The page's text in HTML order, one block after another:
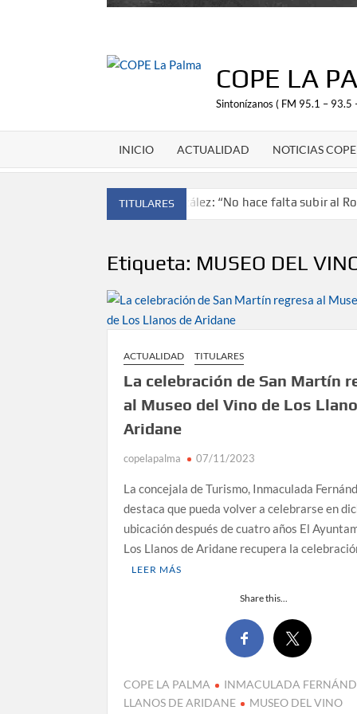
COPE LA
Sintonízanos ( FM 95.1 – 93.5
INICIO ACTUALIDAD NOTICIAS COPE
TITULARES
Antonio González: “No hace falta subir al
Víctor González destaca el papel del
objetivos”
La Palma impulsa la inserción laboral de
empresarial
El Día de la Cometa reúne a cientos de
en su sexta edición
Borja Perdomo acusa al Gobierno del
pérdidas de agua
Jacob Qadri reclama prioridad para los
Tenerife
Etiqueta: MUSEO DEL
ACTUALIDAD TITULARES
La celebración de San Martín
al Museo del Vino de Los
Aridane
copelapalma 07/11/2023
La concejala de Turismo, Inmaculada
destaca que pueda volver a celebrarse en
ubicación después de cuatro años El
Los Llanos de Aridane recupera la
LEER MÁS
Share this...
COPE LA PALMA INMACULADA
LLANOS DE ARIDANE
MUSEO DEL VINO